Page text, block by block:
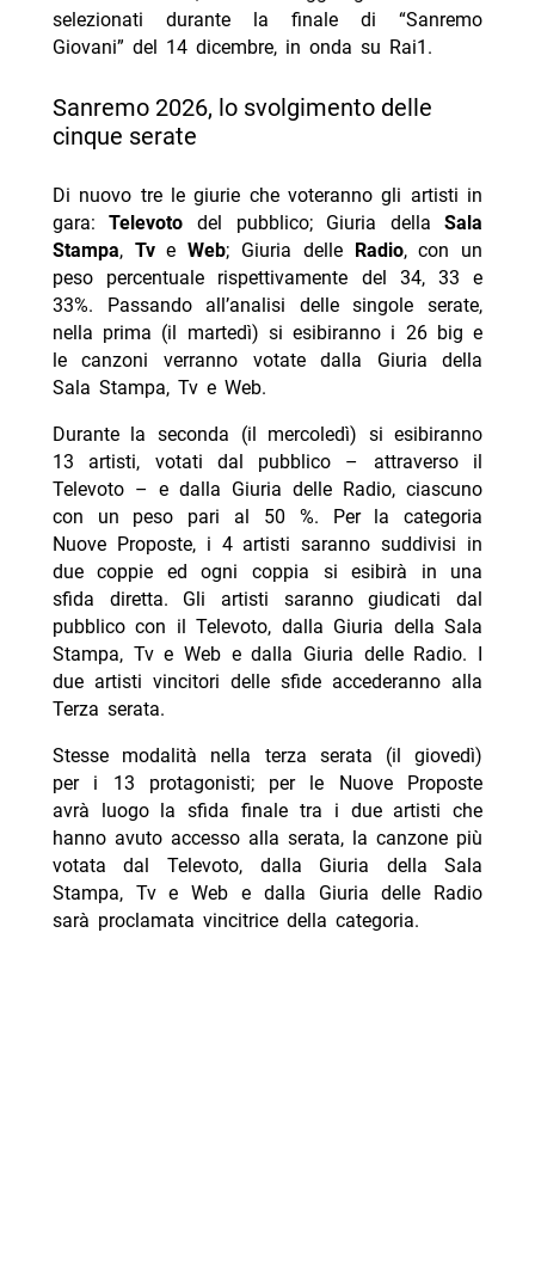
selezionati durante la finale di “Sanremo
Giovani” del 14 dicembre, in onda su Rai1.
Sanremo 2026, lo svolgimento delle
cinque serate
Di nuovo tre le giurie che voteranno gli artisti in
gara:Televoto del pubblico; Giuria dellaSala
Stampa, TveWeb; Giuria delle Radio, con un
peso percentuale rispettivamente del 34, 33 e
33%. Passando all’analisi delle singole serate,
nella prima (il martedì) si esibiranno i 26 big e
le canzoni verranno votate dalla Giuria della
Sala Stampa, Tv e Web.
Durante la seconda (il mercoledì) si esibiranno
13 artisti, votati dal pubblico – attraverso il
Televoto – e dalla Giuria delle Radio, ciascuno
con un peso pari al 50 %. Per la categoria
Nuove Proposte, i 4 artisti saranno suddivisi in
due coppie ed ogni coppia si esibirà in una
sfida diretta. Gli artisti saranno giudicati dal
pubblico con il Televoto, dalla Giuria della Sala
Stampa, Tv e Web e dalla Giuria delle Radio. I
due artisti vincitori delle sfide accederanno alla
Terza serata.
Stesse modalità nella terza serata (il giovedì)
per i 13 protagonisti; per le Nuove Proposte
avrà luogo la sfida finale tra i due artisti che
hanno avuto accesso alla serata, la canzone più
votata dal Televoto, dalla Giuria della Sala
Stampa, Tv e Web e dalla Giuria delle Radio
sarà proclamata vincitrice della categoria.